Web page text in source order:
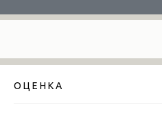
О Ц Е Н К А